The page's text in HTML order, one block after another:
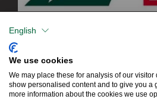
English
We use cookies
We may place these for analysis of our
show personalised content and to give you a
more information about the cookies we use